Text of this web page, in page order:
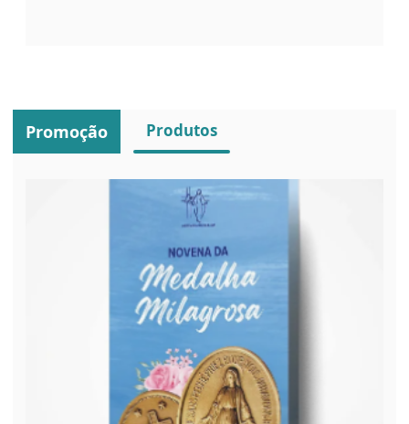
Promoção Produtos